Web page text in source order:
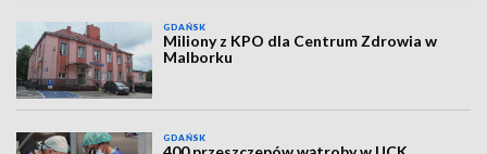
GDAŃSK
Miliony z KPO dla Centrum Zdrowia w
Malborku
GDAŃSK